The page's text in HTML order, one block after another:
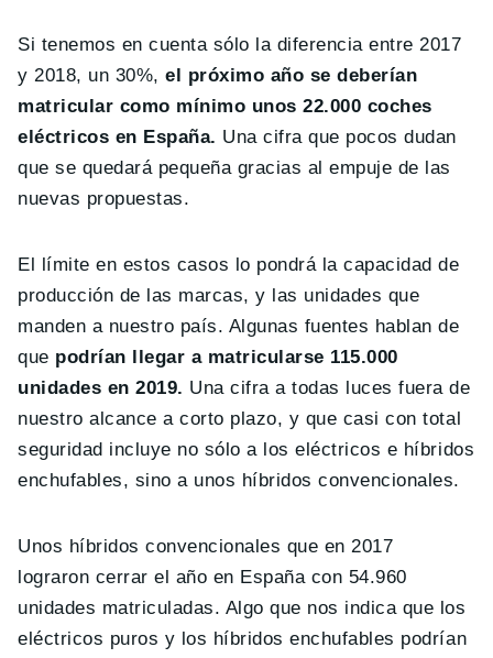
Si tenemos en cuenta sólo la diferencia entre 2017
y 2018, un 30%,el próximo año se deberían
matricular como mínimo unos 22.000 coches
eléctricos en España. Una cifra que pocos dudan
que se quedará pequeña gracias al empuje de las
nuevas propuestas.
El límite en estos casos lo pondrá la capacidad de
producción de las marcas, y las unidades que
manden a nuestro país. Algunas fuentes hablan de
que podrían llegar a matricularse 115.000
unidades en 2019. Una cifra a todas luces fuera de
nuestro alcance a corto plazo, y que casi con total
seguridad incluye no sólo a los eléctricos e híbridos
enchufables, sino a unos híbridos convencionales.
Unos híbridos convencionales que en 2017
lograron cerrar el año en España con 54.960
unidades matriculadas. Algo que nos indica que los
eléctricos puros y los híbridos enchufables podrían